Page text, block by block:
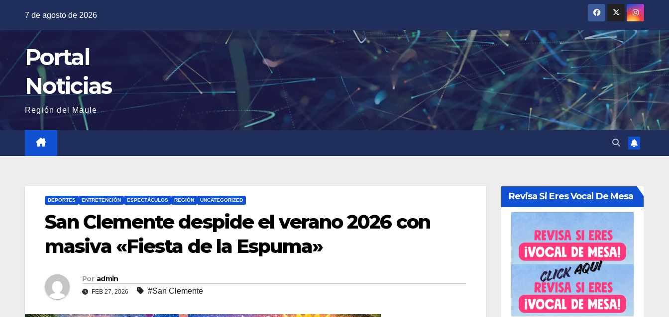
contenido
7 de agosto de 2026
Portal
Noticias
Región del Maule
DEPORTES ENTRETENCIÓN ESPECTÁCULOS REGIÓN UNCATEGORIZED
San Clemente despide el verano 2026 con
masiva «Fiesta de la Espuma»
Por admin
FEB 27, 2026 #San Clemente
Revisa Si Eres Vocal De Mesa